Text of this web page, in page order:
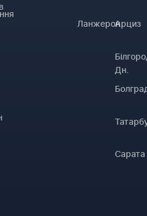
ЛанжеронАрциз
Дн.
Сарата